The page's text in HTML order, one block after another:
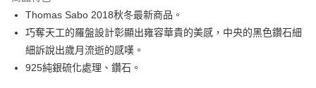
悠遊付
ATM付款
運送方式
Thomas Sabo 2018秋冬最新商品。
巧奪天工的羅盤設計彰顯出雍容華貴的美感，中央的黑色鑽石細
細訴說出歲月流逝的感嘆。
925純銀硫化處理、鑽石。